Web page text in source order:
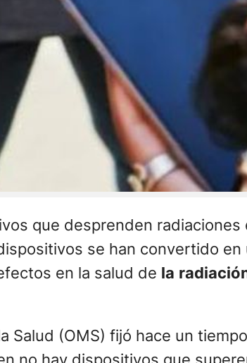
que desprenden
se han convertido
en la salud de la
Salud (OMS) fijó hace un